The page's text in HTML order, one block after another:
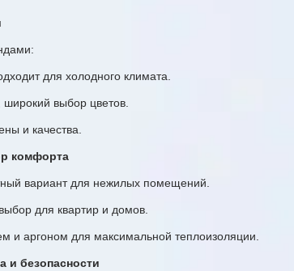
для холодного климата.
широкий выбор цветов.
и качества.
комфорта
вариант для нежилых помещений.
для квартир и домов.
и аргоном для максимальной теплоизоляции.
и безопасности